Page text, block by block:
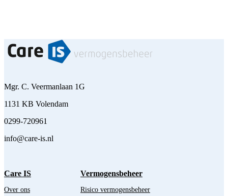
Mgr. C. Veermanlaan 1G
1131 KB Volendam
0299-720961
info@care-is.nl
Care IS
Over ons
Vermogensbeheer
Risico vermogensbeheer